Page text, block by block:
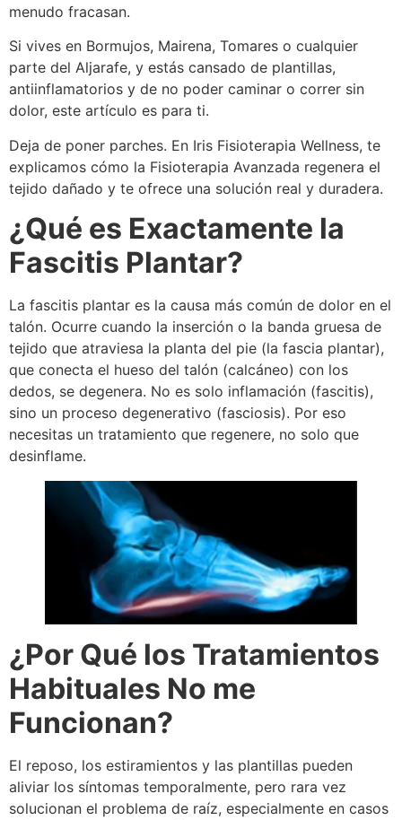
menudo fracasan.
Si vives en Bormujos, Mairena, Tomares o cualquier
parte del Aljarafe, y estás cansado de plantillas,
antiinflamatorios y de no poder caminar o correr sin
dolor, este artículo es para ti.
Deja de poner parches. En Iris Fisioterapia Wellness, te
explicamos cómo la Fisioterapia Avanzada regenera el
tejido dañado y te ofrece una solución real y duradera.
¿Qué es Exactamente la
Fascitis Plantar?
La fascitis plantar es la causa más común de dolor en el
talón. Ocurre cuando la inserción o la banda gruesa de
tejido que atraviesa la planta del pie (la fascia plantar),
que conecta el hueso del talón (calcáneo) con los
dedos, se degenera. No es solo inflamación (fascitis),
sino un proceso degenerativo (fasciosis). Por eso
necesitas un tratamiento que regenere, no solo que
desinflame.
¿Por Qué los Tratamientos
Habituales No me
Funcionan?
El reposo, los estiramientos y las plantillas pueden
aliviar los síntomas temporalmente, pero rara vez
solucionan el problema de raíz, especialmente en casos